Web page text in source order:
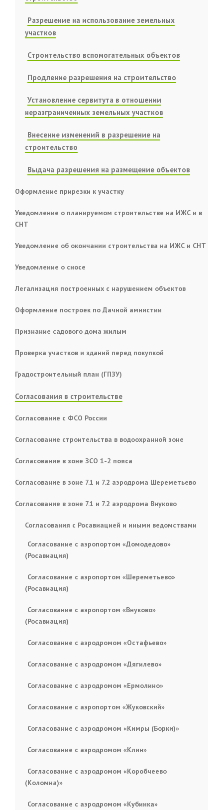
Разрешение на использование земельных
участков
Строительство вспомогательных объектов
Продление разрешения на строительство
Установление сервитута в отношении
неразграниченных земельных участков
Внесение изменений в разрешение на
строительство
Выдача разрешения на размещение объектов
Оформление прирезки к участку
Уведомление о планируемом строительстве на ИЖС и в
СНТ
Уведомление об окончании строительства на ИЖС и СНТ
Уведомление о сносе
Легализация построенных с нарушением объектов
Оформление построек по Дачной амнистии
Признание садового дома жилым
Проверка участков и зданий перед покупкой
Градостроительный план (ГПЗУ)
Согласования в строительстве
Согласование с ФСО России
Согласование строительства в водоохранной зоне
Согласование в зоне ЗСО 1-2 пояса
Согласование в зоне 7.1 и 7.2 аэродрома Шереметьево
Согласование в зоне 7.1 и 7.2 аэродрома Внуково
Согласования с Росавиацией и иными ведомствами
Согласование с аэропортом «Домодедово»
(Росавиация)
Согласование с аэропортом «Шереметьево»
(Росавиация)
Согласование с аэропортом «Внуково»
(Росавиация)
Согласование с аэродромом «Остафьево»
Согласование с аэродромом «Дягилево»
Согласование с аэродромом «Ермолино»
Согласование с аэропортом «Жуковский»
Согласование с аэродромом «Кимры (Борки)»
Согласование с аэродромом «Клин»
Согласование с аэродромом «Коробчеево
(Коломна)»
Согласование с аэродромом «Кубинка»